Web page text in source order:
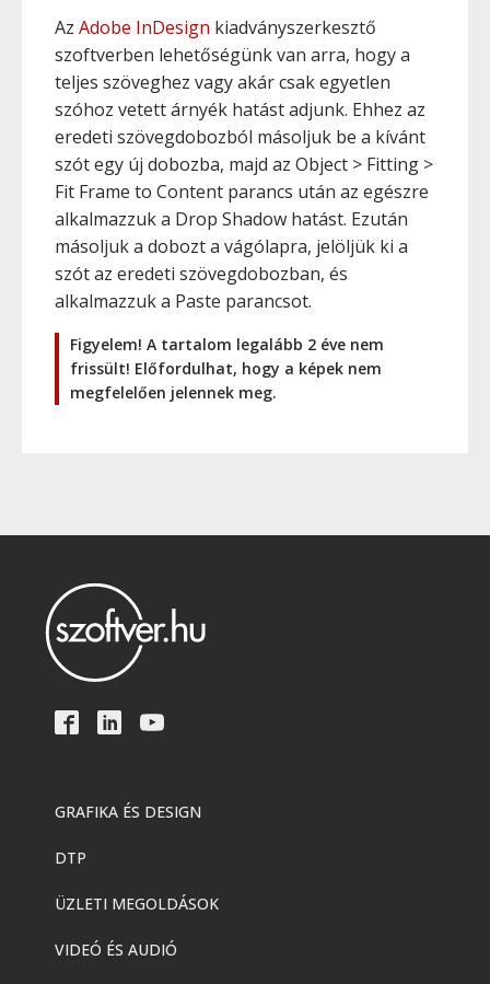
Az Adobe InDesign kiadványszerkesztő
szoftverben lehetőségünk van arra, hogy a
teljes szöveghez vagy akár csak egyetlen
szóhoz vetett árnyék hatást adjunk. Ehhez az
eredeti szövegdobozból másoljuk be a kívánt
szót egy új dobozba, majd az Object > Fitting >
Fit Frame to Content parancs után az egészre
alkalmazzuk a Drop Shadow hatást. Ezután
másoljuk a dobozt a vágólapra, jelöljük ki a
szót az eredeti szövegdobozban, és
alkalmazzuk a Paste parancsot.
Figyelem! A tartalom legalább 2 éve nem
frissült! Előfordulhat, hogy a képek nem
megfelelően jelennek meg.
GRAFIKA ÉS DESIGN
DTP
ÜZLETI MEGOLDÁSOK
VIDEÓ ÉS AUDIÓ